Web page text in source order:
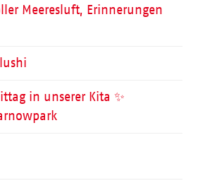
Meeresluft, Erinnerungen
in unserer Kita ✨